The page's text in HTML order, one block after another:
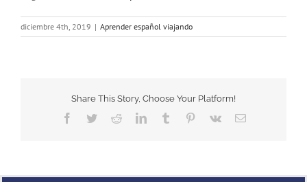
diciembre 4th, 2019 | Aprender español viajando
Share This Story, Choose Your Platform!
Facebook
TwitterRedditLinkedInTumblr Pinterest
Vk Email